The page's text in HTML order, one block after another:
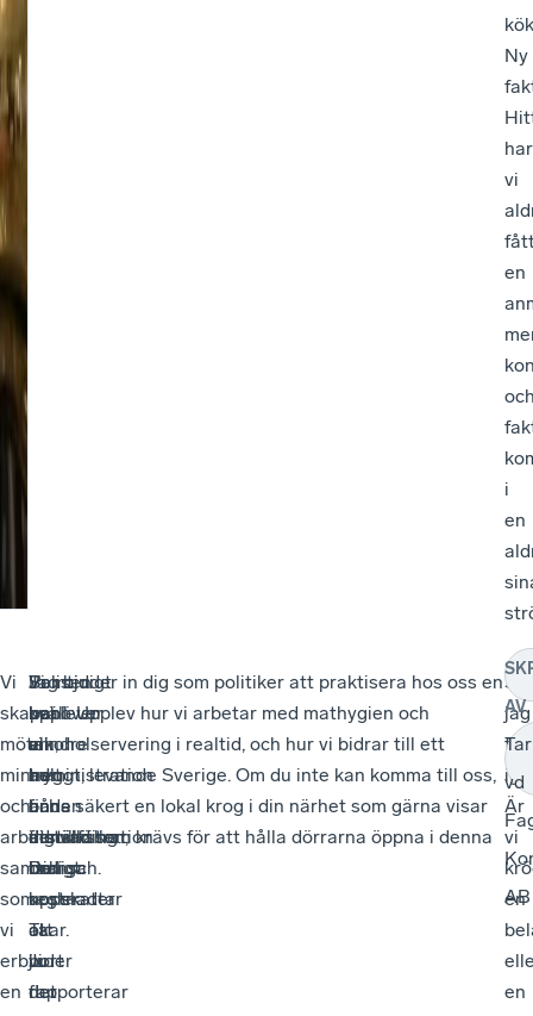
a
n
d
e
S
v
e
ri
g
?
Ny
har
vi
en
i
en
Vi
skapar
möten,
minnen
och
arbetstillfällen,
samtidigt
som
vi
erbjuder
en
Samtidigt
upplever
vi
hur
både
administration
och
kostnader
ökar.
Ju
fler
Polisen
har
en
helt
annan
inställning.
De
uppskattar
att
vi
rapporterar
Vi
behöver
mindre
administration
och
fler
rimliga
regler.
Ta
bort
det
Jag bjuder in dig som politiker att praktisera hos oss en
kväll. Upplev hur vi arbetar med mathygien och
alkoholservering i realtid, och hur vi bidrar till ett
tryggt, levande Sverige. Om du inte kan komma till oss,
finns säkert en lokal krog i din närhet som gärna visar
dig vad som krävs för att hålla dörrarna öppna i denna
bransch.
Så
jag
Är
vi
en
en
AV
vd
AB